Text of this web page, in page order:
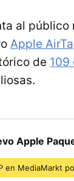
al
Apple
de 109
Apple
en MediaMarkt